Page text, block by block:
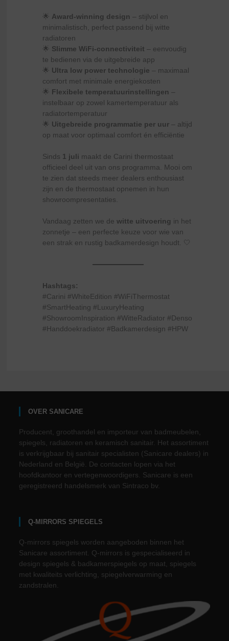
🌟 Award-winning design – stijlvol en
minimalistisch, perfect passend bij witte
radiatoren
🌟 Slimme WiFi-connectiviteit – eenvoudig
te bedienen via de uitgebreide app
🌟 Ultra low power technologie – maximaal
comfort met minimale energiekosten
🌟 Flexibele temperatuurinstellingen –
instelbaar op zowel kamertemperatuur als
radiatortemperatuur
🌟 Uitgebreide programmatie per uur – altijd
op maat voor optimaal comfort én efficiëntie
Sinds 1 juli maakt de Carini thermostaat
officieel deel uit van ons programma. Mooi om
te zien dat steeds meer dealers enthousiast
zijn en de thermostaat opnemen in hun
showroompresentaties.
Vandaag zetten we de witte uitvoering in het
zonnetje – een perfecte keuze voor wie van
een strak en rustig badkamerdesign houdt. 🤍
Hashtags:
#Carini #WhiteEdition #WiFiThermostat
#SmartHeating #LuxuryHeating
#ShowroomInspiration #WitteRadiator #Denso
#Handdoekradiator #Badkamerdesign #HPW
OVER SANICARE
Producent, groothandel en importeur van badmeubelen,
spiegels, radiatoren en keramisch sanitair. Het assortiment
is verkrijgbaar bij sanitair specialisten (Sanicare dealers) in
Nederland en België. De contacten lopen via het
hoofdkantoor en vertegenwoordigers. Sanicare is een
geregistreerd handelsmerk van Sintraco bv.
Q-MIRRORS SPIEGELS
Q-mirrors spiegels worden aangeboden binnen het
Sanicare assortiment. Q-mirrors is gespecialiseerd in
design spiegels & badkamerspiegels op maat, spiegels
met kwaliteits verlichting, spiegelverwarming en
zandstralen.